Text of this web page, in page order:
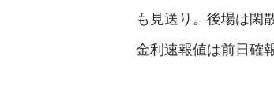
も見送り。後場は閑
金利速報値は前日確